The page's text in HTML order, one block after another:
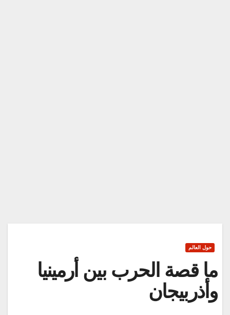
حول العالم
ما قصة الحرب بين أرمينيا
وأذربيجان